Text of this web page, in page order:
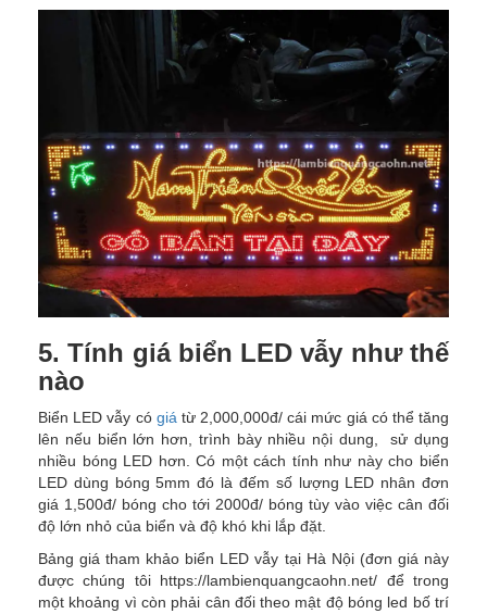
5. Tính giá biển LED vẫy như thế
nào
Biển LED vẫy có giá từ 2,000,000đ/ cái mức giá có thể tăng
lên nếu biển lớn hơn, trình bày nhiều nội dung, sử dụng
nhiều bóng LED hơn. Có một cách tính như này cho biển
LED dùng bóng 5mm đó là đếm số lượng LED nhân đơn
giá 1,500đ/ bóng cho tới 2000đ/ bóng tùy vào việc cân đối
độ lớn nhỏ của biển và độ khó khi lắp đặt.
Bảng giá tham khảo biển LED vẫy tại Hà Nội (đơn giá này
được chúng tôi https://lambienquangcaohn.net/ để trong
một khoảng vì còn phải cân đối theo mật độ bóng led bố trí